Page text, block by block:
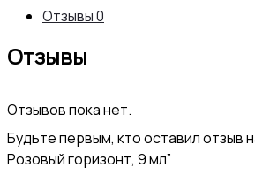
Отзывы0
Отзывы
Отзывов пока нет.
Будьте первым, кто оставил отзыв
Розовый горизонт, 9 мл”